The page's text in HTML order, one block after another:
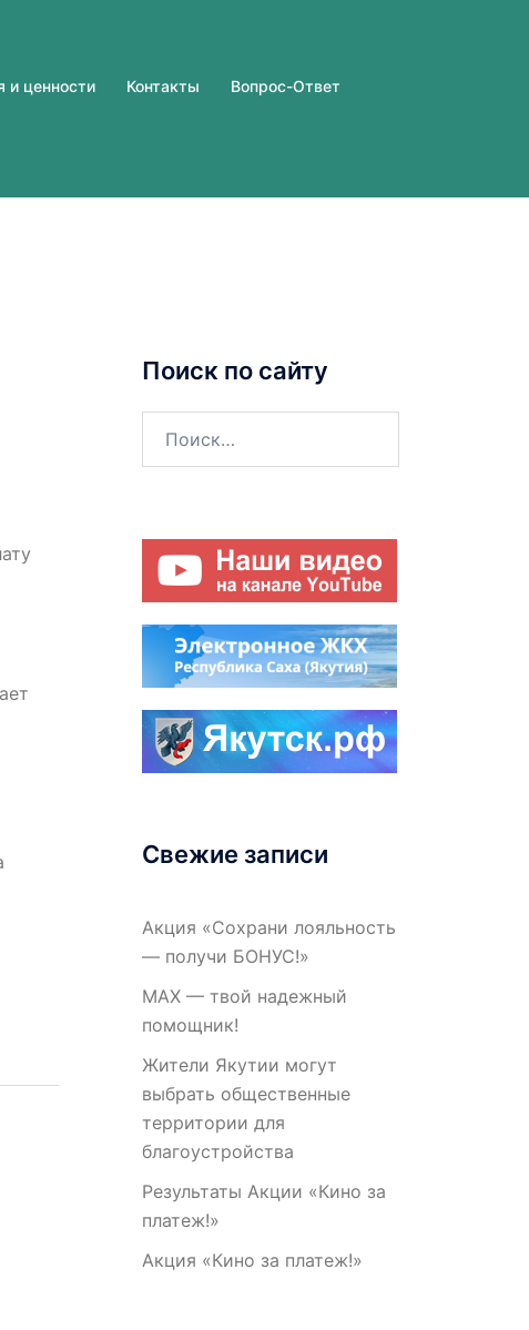
и ценности Контакты
Вопрос-Ответ
Поиск по сайту
Свежие записи
Акция «Сохрани лояльность
— получи БОНУС!»
МАХ — твой надежный
помощник!
Жители Якутии могут
выбрать общественные
территории для
благоустройства
Результаты Акции «Кино за
платеж!»
Акция «Кино за платеж!»